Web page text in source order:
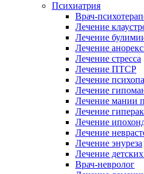
Психиатрия
Врач-
Лечение
Лечение
Лечение
Лечение стресса
Лечение ПТСР
Лечение
Лечение
Лечение мании
Лечение
Лечение
Лечение
Лечение энуреза
Лечение
Врач-невролог